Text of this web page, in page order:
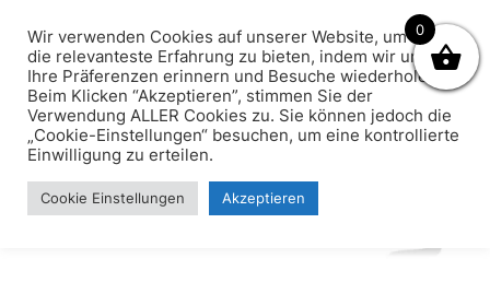
Wir verwenden Cookies auf unserer Website, um Ihnen
die relevanteste Erfahrung zu bieten, indem wir uns an
Ihre Präferenzen erinnern und Besuche wiederholen.
Beim Klicken “Akzeptieren”, stimmen Sie der
Verwendung ALLER Cookies zu. Sie können jedoch die
„Cookie-Einstellungen“ besuchen, um eine kontrollierte
Einwilligung zu erteilen.
Cookie Einstellungen Akzeptieren
0